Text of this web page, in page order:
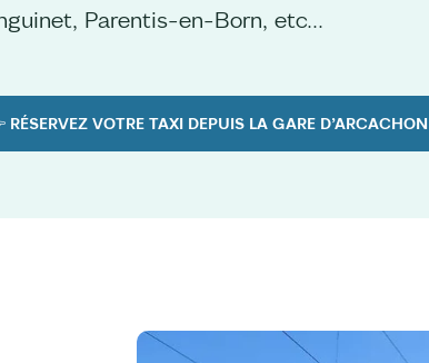
Parentis-en-Born, etc…
RÉSERVEZ VOTRE TAXI DEPUIS LA GARE D’ARCACHON